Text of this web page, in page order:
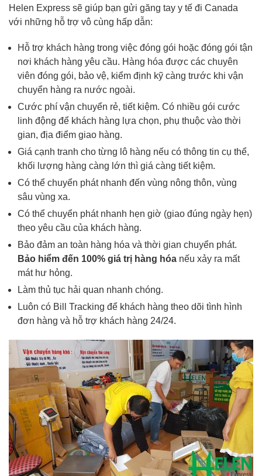
Helen Express sẽ giúp bạn gửi găng tay y tế đi Canada
với những hỗ trợ vô cùng hấp dẫn:
Hỗ trợ khách hàng trong việc đóng gói hoặc đóng gói tận
nơi khách hàng yêu cầu. Hàng hóa được các chuyên
viên đóng gói, bảo vệ, kiểm định kỹ càng trước khi vận
chuyển hàng ra nước ngoài.
Cước phí vận chuyển rẻ, tiết kiệm. Có nhiều gói cước
linh động để khách hàng lựa chọn, phụ thuộc vào thời
gian, địa điểm giao hàng.
Giá cạnh tranh cho từng lô hàng nếu có thông tin cụ thể,
khối lượng hàng càng lớn thì giá càng tiết kiệm.
Có thể chuyển phát nhanh đến vùng nông thôn, vùng
sâu vùng xa.
Có thể chuyển phát nhanh hẹn giờ (giao đúng ngày hẹn)
theo yêu cầu của khách hàng.
Bảo đảm an toàn hàng hóa và thời gian chuyển phát.
Bảo hiểm đến 100% giá trị hàng hóa nếu xảy ra mất
mát hư hỏng.
Làm thủ tục hải quan nhanh chóng.
Luôn có Bill Tracking để khách hàng theo dõi tình hình
đơn hàng và hỗ trợ khách hàng 24/24.